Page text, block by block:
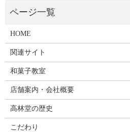
HOME
関連サイト
和菓子教室
店舗案内・会社概要
高林堂の歴史
こだわり